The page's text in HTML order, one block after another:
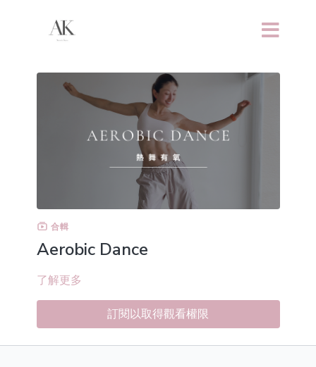
合輯
Aerobic Dance
了解更多
訂閱以取得觀看權限